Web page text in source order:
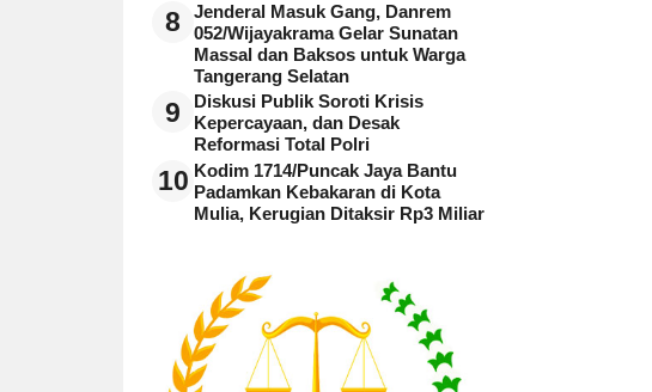
8
Jenderal Masuk Gang, Danrem
052/Wijayakrama Gelar Sunatan
Massal dan Baksos untuk Warga
Tangerang Selatan
9
Diskusi Publik Soroti Krisis
Kepercayaan, dan Desak
Reformasi Total Polri
10 Kodim 1714/Puncak Jaya Bantu
Padamkan Kebakaran di Kota
Mulia, Kerugian Ditaksir Rp3 Miliar